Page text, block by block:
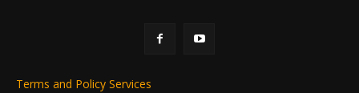
Terms and Policy Services